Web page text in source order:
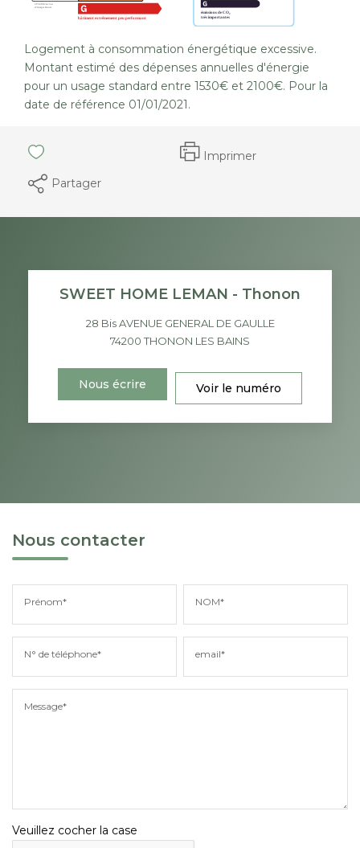
Logement à consommation énergétique excessive.
Montant estimé des dépenses annuelles d'énergie
pour un usage standard entre 1530€ et 2100€. Pour la
date de référence 01/01/2021.
Imprimer
Partager
SWEET HOME LEMAN - Thonon
28 Bis AVENUE GENERAL DE GAULLE
74200THONON LES BAINS
Nous écrire Voir le numéro
Nous contacter
Prénom* NOM*
N° de téléphone* email*
Message*
Veuillez cocher la case